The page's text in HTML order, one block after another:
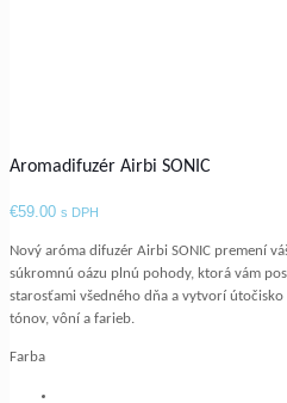
Aromadifuzér Airbi SONIC
€59.00 s DPH
Nový aróma difuzér Airbi SONIC premení
súkromnú oázu plnú pohody, ktorá vám
starosťami všedného dňa a vytvorí
tónov, vôní a farieb.
Farba